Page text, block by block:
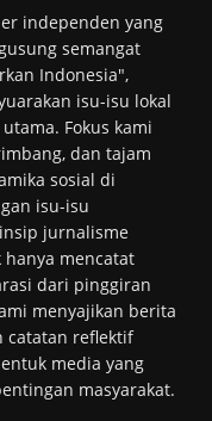
independen yang
semangat
Indonesia",
isu-isu lokal
Fokus kami
dan tajam
sosial di
isu-isu
jurnalisme
hanya mencatat
dari pinggiran
menyajikan berita
catatan reflektif
media yang
masyarakat.